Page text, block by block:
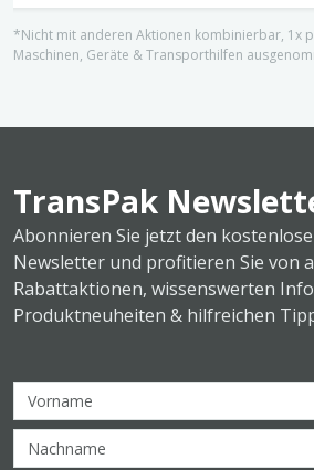
*Nicht mit anderen Aktionen kombinierbar, 1x
Maschinen, Geräte & Transporthilfen
TransPak
Abonnieren Sie jetzt den
Newsletter und profitieren Sie von
Rabattaktionen, wissenswerten
Produktneuheiten & hilfreichen